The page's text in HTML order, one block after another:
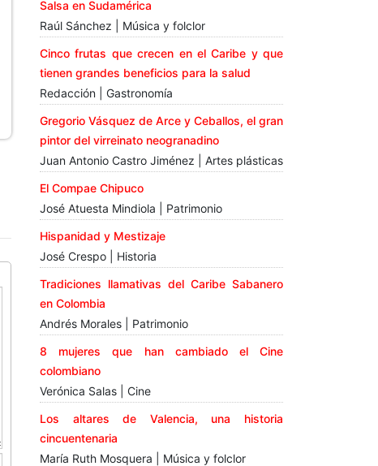
Salsa en Sudamérica
Raúl Sánchez | Música y folclor
Cinco frutas que crecen en el Caribe y que
tienen grandes beneficios para la salud
Redacción | Gastronomía
Gregorio Vásquez de Arce y Ceballos, el gran
pintor del virreinato neogranadino
Juan Antonio Castro Jiménez | Artes plásticas
El Compae Chipuco
José Atuesta Mindiola | Patrimonio
Hispanidad y Mestizaje
José Crespo | Historia
Tradiciones llamativas del Caribe Sabanero
en Colombia
Andrés Morales | Patrimonio
8 mujeres que han cambiado el Cine
colombiano
Verónica Salas | Cine
Los altares de Valencia, una historia
cincuentenaria
María Ruth Mosquera | Música y folclor